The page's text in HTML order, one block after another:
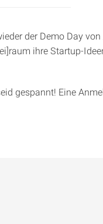
der Demo Day
ihre Startup-
gespannt! Eine